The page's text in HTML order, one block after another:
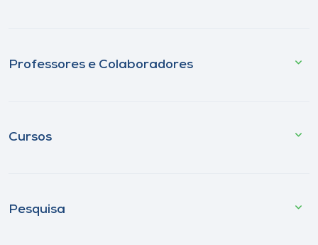
Professores e Colaboradores
Cursos
Pesquisa